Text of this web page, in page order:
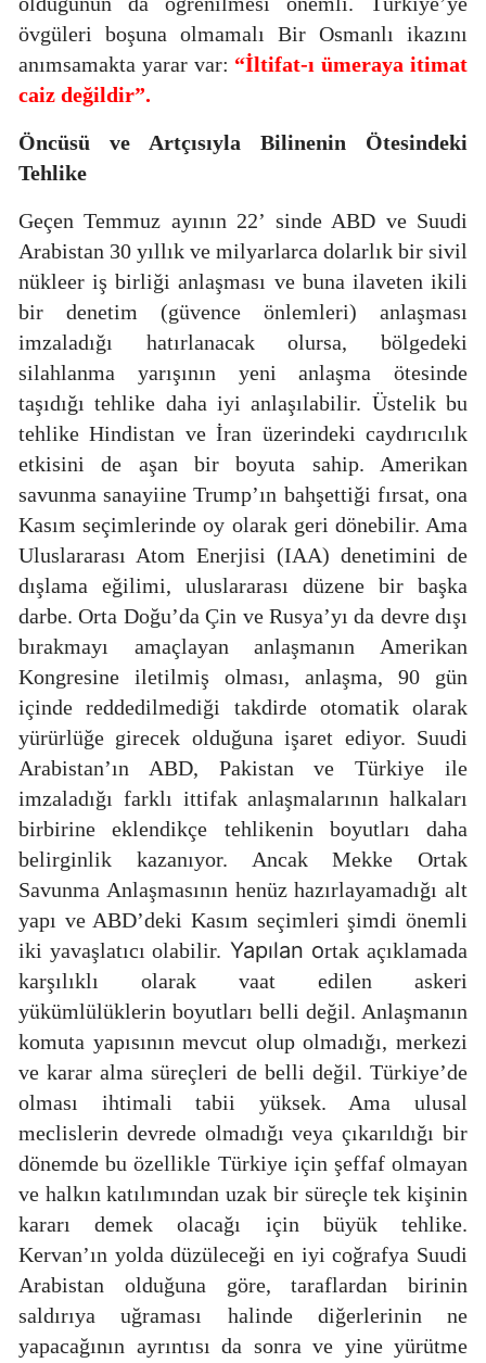
övgüleri boşuna olmamalı Bir Osmanlı ikazını
anımsamakta yarar var: “İltifat-ı ümeraya itimat
caiz değildir”.
Öncüsü ve Artçısıyla
Bilinenin Ötesindeki
Tehlike
Geçen Temmuz ayının 22’ sinde ABD ve Suudi
Arabistan 30 yıllık ve milyarlarca dolarlık bir sivil
nükleer iş birliği anlaşması ve buna ilaveten ikili
bir denetim (güvence önlemleri) anlaşması
imzaladığı hatırlanacak olursa, bölgedeki
silahlanma yarışının yeni anlaşma ötesinde
taşıdığı tehlike daha iyi anlaşılabilir. Üstelik bu
tehlike Hindistan ve İran üzerindeki caydırıcılık
etkisini de aşan bir boyuta sahip. Amerikan
savunma sanayiine Trump’ın bahşettiği fırsat, ona
Kasım seçimlerinde oy olarak geri dönebilir. Ama
Uluslararası Atom Enerjisi (IAA) denetimini de
dışlama eğilimi, uluslararası düzene bir başka
darbe. Orta Doğu’da Çin ve Rusya’yı da devre dışı
bırakmayı amaçlayan anlaşmanın Amerikan
Kongresine iletilmiş olması, anlaşma, 90 gün
içinde reddedilmediği takdirde otomatik olarak
yürürlüğe girecek olduğuna işaret ediyor. Suudi
Arabistan’ın ABD, Pakistan ve Türkiye ile
imzaladığı farklı ittifak anlaşmalarının halkaları
birbirine eklendikçe tehlikenin boyutları daha
belirginlik kazanıyor. Ancak Mekke Ortak
Savunma Anlaşmasının henüz hazırlayamadığı alt
yapı ve ABD’deki Kasım seçimleri şimdi önemli
iki yavaşlatıcı olabilir. Yapılan ortak açıklamada
karşılıklı olarak vaat edilen askeri
yükümlülüklerin boyutları belli değil. Anlaşmanın
komuta yapısının mevcut olup olmadığı, merkezi
ve karar alma süreçleri de belli değil. Türkiye’de
olması ihtimali tabii yüksek. Ama ulusal
meclislerin devrede olmadığı veya çıkarıldığı bir
dönemde bu özellikle Türkiye için şeffaf olmayan
ve halkın katılımından uzak bir süreçle tek kişinin
kararı demek olacağı için büyük tehlike.
Kervan’ın yolda düzüleceği en iyi coğrafya Suudi
Arabistan olduğuna göre, taraflardan birinin
saldırıya uğraması halinde diğerlerinin ne
yapacağının ayrıntısı da sonra ve yine yürütme